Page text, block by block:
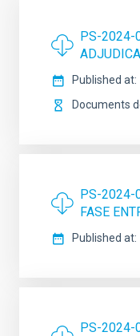
PS-2024-
Published at
Documents
PS-2024-
FASE
Published at
PS-2024-